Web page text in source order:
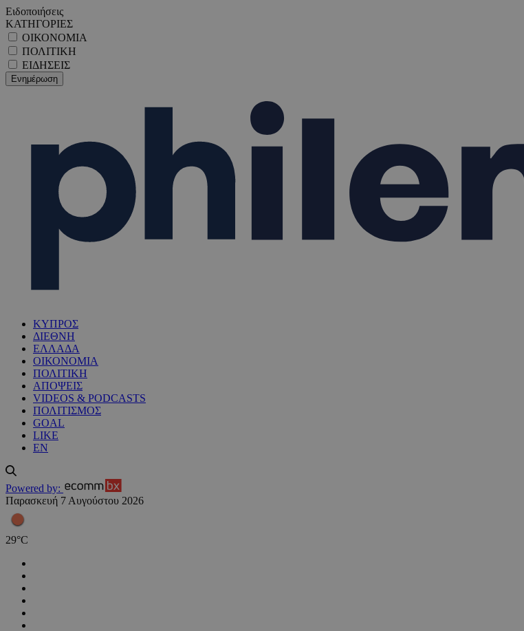
Ειδοποιήσεις
ΚΑΤΗΓΟΡΙΕΣ
ΟΙΚΟΝΟΜΙΑ
ΠΟΛΙΤΙΚΗ
ΕΙΔΗΣΕΙΣ
ΚΥΠΡΟΣ
ΔΙΕΘΝΗ
ΕΛΛΑΔΑ
ΟΙΚΟΝΟΜΙΑ
ΠΟΛΙΤΙΚΗ
ΑΠΟΨΕΙΣ
VIDEOS & PODCASTS
ΠΟΛΙΤΙΣΜΟΣ
GOAL
LIKE
EN
Powered by:
Παρασκευή 7 Αυγούστου 2026
29°C